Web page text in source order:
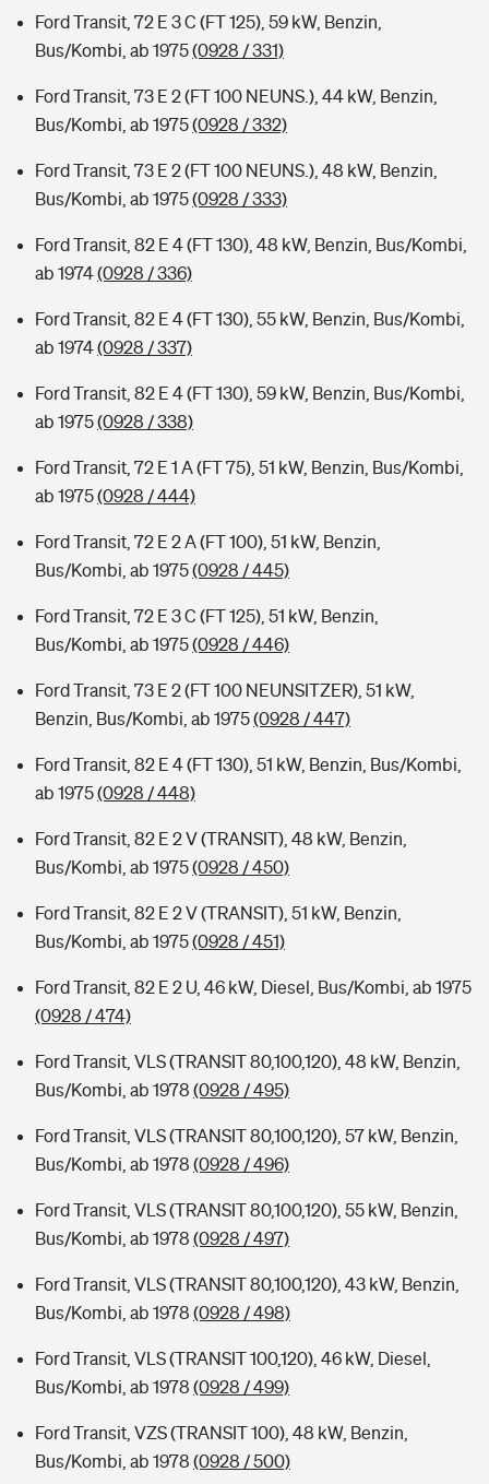
Ford Transit, 72 E 3 C (FT 125), 59 kW, Benzin,
Bus/Kombi, ab 1975(0928 / 331)
Ford Transit, 73 E 2 (FT 100 NEUNS.), 44 kW, Benzin,
Bus/Kombi, ab 1975(0928 / 332)
Ford Transit, 73 E 2 (FT 100 NEUNS.), 48 kW, Benzin,
Bus/Kombi, ab 1975(0928 / 333)
Ford Transit, 82 E 4 (FT 130), 48 kW, Benzin, Bus/Kombi,
ab 1974(0928 / 336)
Ford Transit, 82 E 4 (FT 130), 55 kW, Benzin, Bus/Kombi,
ab 1974(0928 / 337)
Ford Transit, 82 E 4 (FT 130), 59 kW, Benzin, Bus/Kombi,
ab 1975(0928 / 338)
Ford Transit, 72 E 1 A (FT 75), 51 kW, Benzin, Bus/Kombi,
ab 1975(0928 / 444)
Ford Transit, 72 E 2 A (FT 100), 51 kW, Benzin,
Bus/Kombi, ab 1975(0928 / 445)
Ford Transit, 72 E 3 C (FT 125), 51 kW, Benzin,
Bus/Kombi, ab 1975(0928 / 446)
Ford Transit, 73 E 2 (FT 100 NEUNSITZER), 51 kW,
Benzin, Bus/Kombi, ab 1975(0928 / 447)
Ford Transit, 82 E 4 (FT 130), 51 kW, Benzin, Bus/Kombi,
ab 1975(0928 / 448)
Ford Transit, 82 E 2 V (TRANSIT), 48 kW, Benzin,
Bus/Kombi, ab 1975(0928 / 450)
Ford Transit, 82 E 2 V (TRANSIT), 51 kW, Benzin,
Bus/Kombi, ab 1975(0928 / 451)
Ford Transit, 82 E 2 U, 46 kW, Diesel, Bus/Kombi, ab 1975
(0928 / 474)
Ford Transit, VLS (TRANSIT 80,100,120), 48 kW, Benzin,
Bus/Kombi, ab 1978 (0928 / 495)
Ford Transit, VLS (TRANSIT 80,100,120), 57 kW, Benzin,
Bus/Kombi, ab 1978 (0928 / 496)
Ford Transit, VLS (TRANSIT 80,100,120), 55 kW, Benzin,
Bus/Kombi, ab 1978 (0928 / 497)
Ford Transit, VLS (TRANSIT 80,100,120), 43 kW, Benzin,
Bus/Kombi, ab 1978 (0928 / 498)
Ford Transit, VLS (TRANSIT 100,120), 46 kW, Diesel,
Bus/Kombi, ab 1978 (0928 / 499)
Ford Transit, VZS (TRANSIT 100), 48 kW, Benzin,
Bus/Kombi, ab 1978 (0928 / 500)